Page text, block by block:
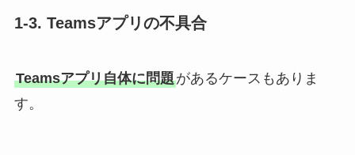
1-3. Teamsアプリの不具合
Teamsアプリ自体に問題があるケースもありま
す。